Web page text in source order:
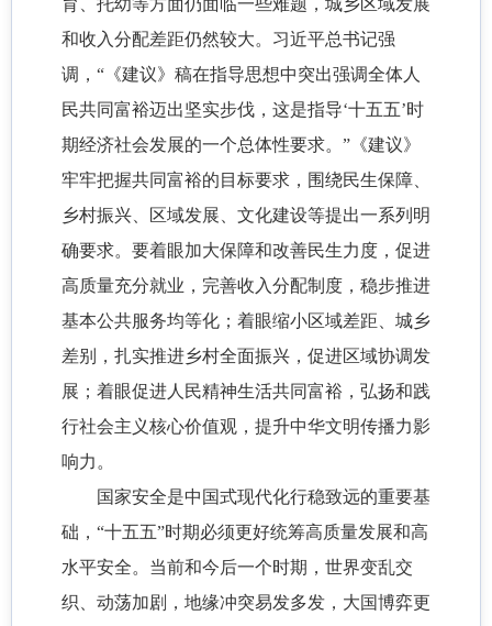
育、托幼等方面仍面临一些难题，城乡区域发展
和收入分配差距仍然较大。习近平总书记强
调，“《建议》稿在指导思想中突出强调全体人
民共同富裕迈出坚实步伐，这是指导‘十五五’时
期经济社会发展的一个总体性要求。”《建议》
牢牢把握共同富裕的目标要求，围绕民生保障、
乡村振兴、区域发展、文化建设等提出一系列明
确要求。要着眼加大保障和改善民生力度，促进
高质量充分就业，完善收入分配制度，稳步推进
基本公共服务均等化；着眼缩小区域差距、城乡
差别，扎实推进乡村全面振兴，促进区域协调发
展；着眼促进人民精神生活共同富裕，弘扬和践
行社会主义核心价值观，提升中华文明传播力影
响力。
国家安全是中国式现代化行稳致远的重要基
础，“十五五”时期必须更好统筹高质量发展和高
水平安全。当前和今后一个时期，世界变乱交
织、动荡加剧，地缘冲突易发多发，大国博弈更